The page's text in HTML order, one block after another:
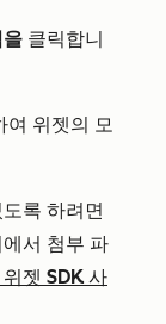
클릭합니
여 위젯의 모
록 하려면
서 첨부 파
젯 SDK 사